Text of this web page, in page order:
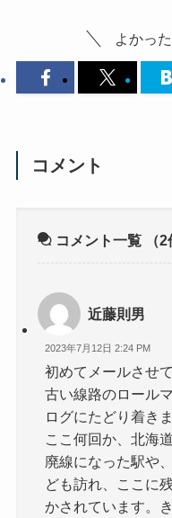
よかっ
コメント
コメント一覧 （2
近藤則男
2023年7月12日 2:24 PM
初めてメールさせ
古い線路のロール
ログにたどり着きま
ここ何回か、北海
廃線になった駅や
ども訪れ、ここに
かされています。